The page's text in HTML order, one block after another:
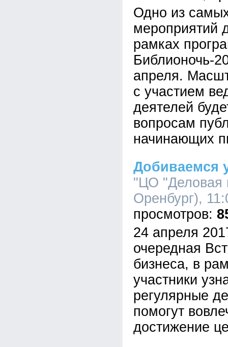
Одно из
мероприятий
рамках
Библионочь-
апреля.
с участием
деятелей
вопросам
начинающих
Добиваемся
"ЦО "Деловая
Оренбург),
24 апреля
очередная
бизнеса, в
участники
регулярные
помогут
достижение